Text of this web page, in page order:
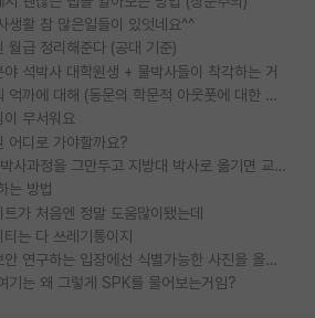
생활 참 많은일들이 있엇네요^^
월급 정리해준다 (공대 기준)
야 석박사 대학원생 + 물박사들이 착각하는 거
포스텍 억까에 대해 (동문의 학문적 아웃풋에 대한 반박)
이 무서워요
어디로 가야할까요?
SSH 박사과정을 그만두고 지방대 박사로 옮기면 교수의 꿈은 끝일까요?
는 방법
트가 처음엔 정말 도움많이됐는데
티는 다 쓰레기통이지
정보보안 연구하는 입장에선 식별가능한 사진을 올리는건 비추이긴함
기는 왜 그렇게 SPK를 물어보는거임?